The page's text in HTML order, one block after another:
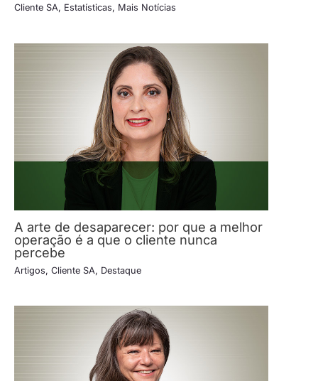
Cliente SA, Estatísticas, Mais Notícias
A arte de desaparecer: por que a melhor
operação é a que o cliente nunca
percebe
Artigos, Cliente SA, Destaque